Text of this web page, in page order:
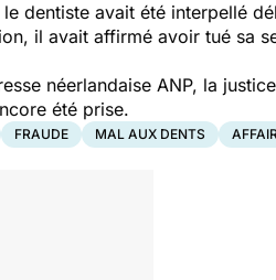
dentiste avait été interpellé
il avait affirmé avoir tué sa
néerlandaise ANP, la
été prise.
FRAUDE MAL AUX DENTS